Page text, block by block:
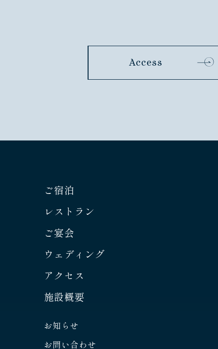
Access
ご宿泊
レストラン
ご宴会
ウェディング
アクセス
施設概要
お知らせ
お問い合わせ